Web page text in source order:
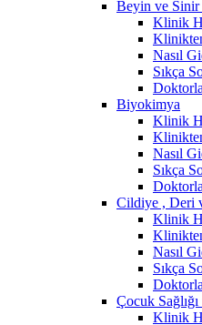
Beyin ve Sinir
Klinik
Nasıl
Sıkça
Biyokimya
Klinik
Nasıl
Sıkça
Cildiye , Deri
Klinik
Nasıl
Sıkça
Çocuk
Klinik